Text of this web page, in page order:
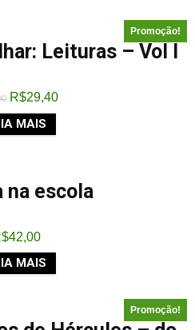
Promoção!
Leituras – Vol I
R$29,40
MAIS
na escola
42,00
MAIS
Promoção!